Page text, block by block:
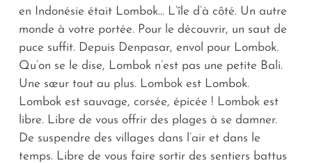
en Indonésie était Lombok… L’île d’à côté. Un autre
monde à votre portée. Pour le découvrir, un saut de
puce suffit. Depuis Denpasar, envol pour Lombok.
Qu’on se le dise, Lombok n’est pas une petite Bali.
Une sœur tout au plus. Lombok est Lombok.
Lombok est sauvage, corsée, épicée ! Lombok est
libre. Libre de vous offrir des plages à se damner.
De suspendre des villages dans l’air et dans le
temps. Libre de vous faire sortir des sentiers battus